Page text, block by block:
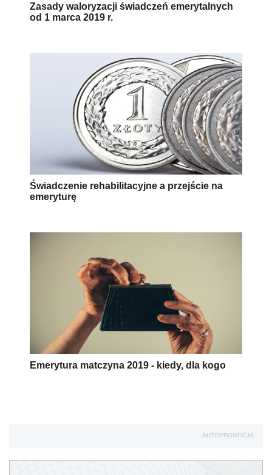
Zasady waloryzacji świadczeń emerytalnych
od 1 marca 2019 r.
Świadczenie rehabilitacyjne a przejście na
emeryturę
Emerytura matczyna 2019 - kiedy, dla kogo
AUTOPROMOCJA